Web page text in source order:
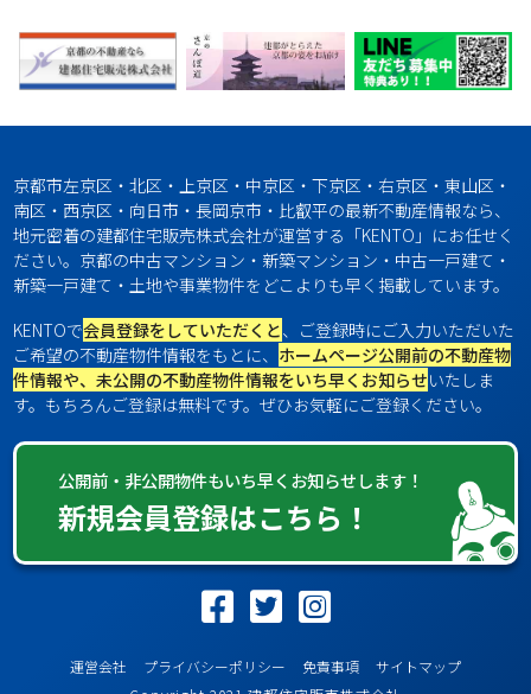
京都市左京区・北区・上京区・中京区・下京区・右京区・東山区・
南区・西京区・向日市・長岡京市・比叡平の最新不動産情報なら、
地元密着の建都住宅販売株式会社が運営する「KENTO」にお任せく
ださい。京都の中古マンション・新築マンション・中古一戸建て・
新築一戸建て・土地や事業物件をどこよりも早く掲載しています。
KENTOで会員登録をしていただくと、ご登録時にご入力いただいた
ご希望の不動産物件情報をもとに、 ホームページ公開前の不動産物
件情報や、未公開の不動産物件情報をいち早くお知らせいたしま
す。もちろんご登録は無料です。ぜひお気軽にご登録ください。
公開前・非公開物件もいち早くお知らせします！
新規会員登録はこちら！
運営会社 プライバシーポリシー 免責事項
サイトマップ